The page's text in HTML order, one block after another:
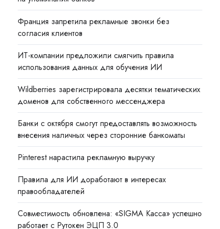
Франция запретила рекламные звонки без
согласия клиентов
ИТ-компании предложили смягчить правила
использования данных для обучения ИИ
Wildberries зарегистрировала десятки тематических
доменов для собственного мессенджера
Банки с октября смогут предоставлять возможность
внесения наличных через сторонние банкоматы
Pinterest нарастила рекламную выручку
Правила для ИИ доработают в интересах
правообладателей
Совместимость обновлена: «SIGMA Касса» успешно
работает с Рутокен ЭЦП 3.0